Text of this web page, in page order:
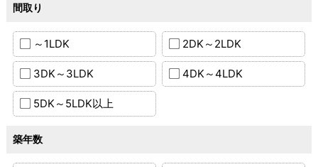
間取り
～1LDK 2DK～2LDK
3DK～3LDK 4DK～4LDK
5DK～5LDK以上
築年数